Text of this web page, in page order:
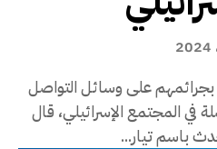
بجرائمهم على وسائل التواصل
في المجتمع الإسرائيلي، قال
باسم تيار...